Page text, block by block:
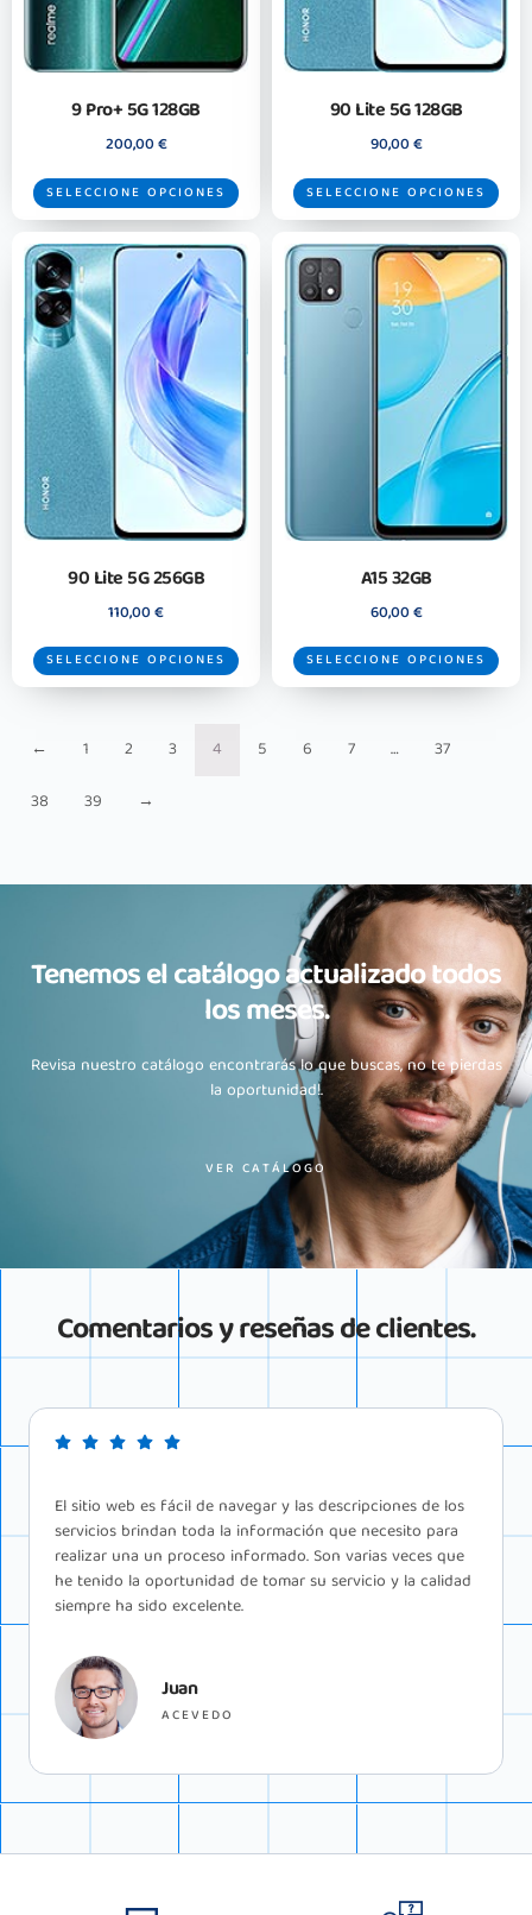
9 Pro+ 5G 128GB
200,00€
SELECCIONE OPCIONES
90 Lite 5G 128GB
90,00€
SELECCIONE OPCIONES
90 Lite 5G 256GB
110,00€
SELECCIONE OPCIONES
A15 32GB
60,00€
SELECCIONE OPCIONES
← 1 2 3 4 5 6 7 …
37
38
39 →
Tenemos el catálogo actualizado todos
los meses.
Revisa nuestro catálogo encontrarás lo que buscas, no te pierdas
la oportunidad!.
VER CATÁLOGO
Comentarios y reseñas de clientes.
Recientemente tomé sus servicios y estoy impresionado
por la calidad del y la comodidad. El proceso fue perfecto
y sin problemas ni contratiempos, el servicio muy
recomendable como siempre.
VITO